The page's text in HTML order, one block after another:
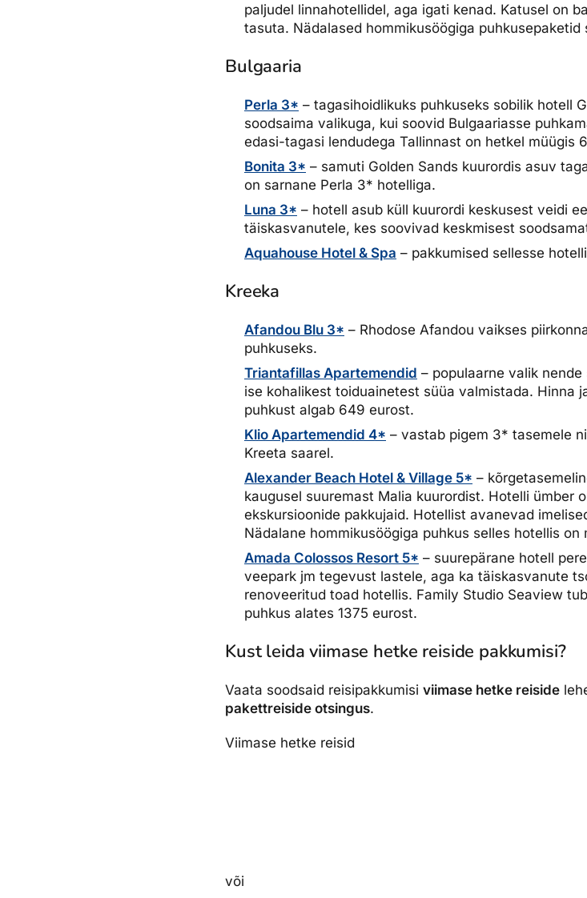
paljudel linnahotellidel, aga igati kenad. Katusel on
tasuta. Nädalased hommikusöögiga
Bulgaaria
Perla 3* – tagasihoidlikuks puhkuseks sobilik hotell
soodsaima valikuga, kui soovid Bulgaariasse
edasi-tagasi lendudega Tallinnast on hetkel müügis
Bonita 3* – samuti Golden Sands kuurordis asuv
on sarnane Perla 3* hotelliga.
Luna 3* – hotell asub küll kuurordi keskusest veidi
täiskasvanutele, kes soovivad keskmisest
Aquahouse Hotel & Spa – pakkumised sellesse
Kreeka
Afandou Blu 3* – Rhodose Afandou vaikses
puhkuseks.
Triantafillas Apartemendid – populaarne valik
ise kohalikest toiduainetest süüa valmistada. Hinna
puhkust algab 649 eurost.
Klio Apartemendid 4* – vastab pigem 3* tasemele
Kreeta saarel.
Alexander Beach Hotel & Village 5* –
kaugusel suuremast Malia kuurordist. Hotelli ümber
ekskursioonide pakkujaid. Hotellist avanevad
Nädalane hommikusöögiga puhkus selles hotellis
Amada Colossos Resort 5* – suurepärane hotell
veepark jm tegevust lastele, aga ka täiskasvanute
renoveeritud toad hotellis. Family Studio Seaview
puhkus alates 1375 eurost.
Kust leida viimase hetke reiside pakkumisi?
Vaata soodsaid reisipakkumisi viimase hetke reiside
pakettreiside otsingus.
Viimase hetke reisid
või